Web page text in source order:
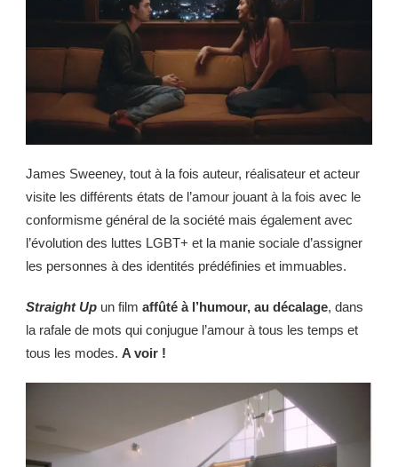
James Sweeney, tout à la fois auteur, réalisateur et acteur
visite les différents états de l’amour jouant à la fois avec le
conformisme général de la société mais également avec
l’évolution des luttes LGBT+ et la manie sociale d’assigner
les personnes à des identités prédéfinies et immuables.
Straight Up un film affûté à l’humour, au décalage, dans
la rafale de mots qui conjugue l’amour à tous les temps et
tous les modes. A voir !